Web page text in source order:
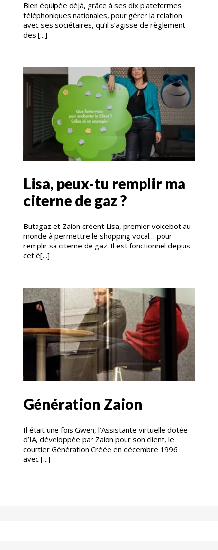
Bien équipée déjà, grâce à ses dix plateformes
téléphoniques nationales, pour gérer la relation
avec ses sociétaires, qu’il s’agisse de règlement
des [...]
Lisa, peux-tu remplir ma
citerne de gaz ?
Butagaz et Zaion créent Lisa, premier voicebot au
monde à permettre le shopping vocal… pour
remplir sa citerne de gaz. Il est fonctionnel depuis
cet é[...]
Génération Zaion
Il était une fois Gwen, l’Assistante virtuelle dotée
d’IA, développée par Zaion pour son client, le
courtier Génération Créée en décembre 1996
avec [...]